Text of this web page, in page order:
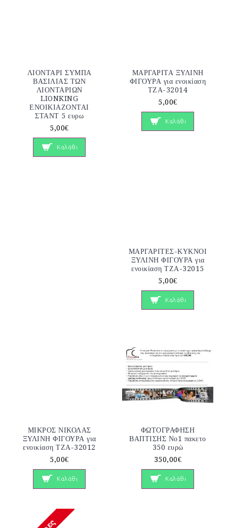
ΛΙΟΝΤΑΡΙ ΣΥΜΠΑ
ΒΑΣΙΛΙΑΣ ΤΩΝ
ΛΙΟΝΤΑΡΙΩΝ
LIONKING
ΕΝΟΙΚΙΑΖΟΝΤΑΙ
ΣΤΑΝΤ 5 ευρω
5,00€
Καλάθι
ΜΑΡΓΑΡΙΤΑ ΞΥΛΙΝΗ
ΦΙΓΟΥΡΑ για ενοικίαση
ΤΖΑ-32014
5,00€
Καλάθι
ΜΑΡΓΑΡΙΤΕΣ-ΚΥΚΝΟΙ
ΞΥΛΙΝΗ ΦΙΓΟΥΡΑ για
ενοικίαση ΤΖΑ-32015
5,00€
Καλάθι
ΜΙΚΡΟΣ ΝΙΚΟΛΑΣ
ΞΥΛΙΝΗ ΦΙΓΟΥΡΑ για
ενοικίαση ΤΖΑ-32012
5,00€
Καλάθι
ΦΩΤΟΓΡΑΦΗΣΗ
ΒΑΠΤΙΣΗΣ Νο1 πακετο
350 ευρώ
350,00€
Καλάθι